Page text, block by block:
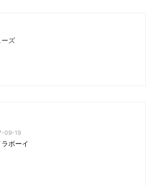
ーズ
09-19
ボーイ